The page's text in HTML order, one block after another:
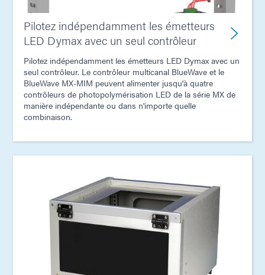
Pilotez indépendamment les émetteurs
LED Dymax avec un seul contrôleur
Pilotez indépendamment les émetteurs LED Dymax avec un
seul contrôleur. Le contrôleur multicanal BlueWave et le
BlueWave MX-MIM peuvent alimenter jusqu'à quatre
contrôleurs de photopolymérisation LED de la série MX de
manière indépendante ou dans n'importe quelle
combinaison.